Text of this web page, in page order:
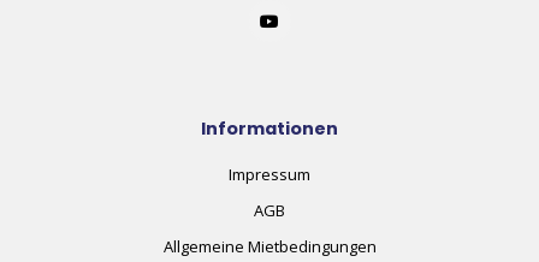
Informationen
Impressum
AGB
Allgemeine Mietbedingungen